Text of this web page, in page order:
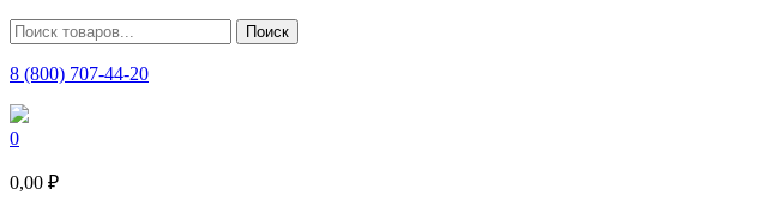
8 (800) 707-44-20
0
0,00 ₽